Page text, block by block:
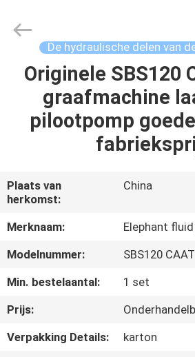
HUIS
PRODUCTEN
ONS
FABRIEKSREIS
CONTACTEER
ONS
Fluid
Power
Reserved.
De hydraulische delen van
Originele SBS120
graafmachine
pilootpomp
Plaats van
herkomst:
China
Merknaam:
Elephant
Modelnummer:
SBS120
Min. bestelaantal:
1 set
Prijs:
Verpakking Details:
karton